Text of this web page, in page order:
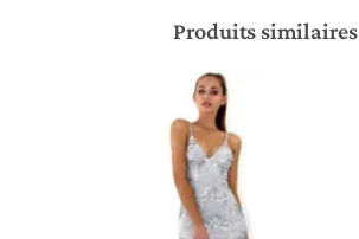
Produits similaires